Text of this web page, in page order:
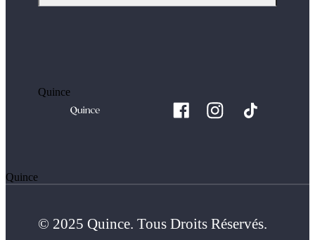
Quince
Quince
© 2025 Quince. Tous Droits Réservés.